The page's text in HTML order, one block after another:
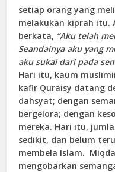
setiap orang yang
melakukan kiprah itu.
berkata, “Aku telah
Seandainya aku yang
aku sukai dari pada
Hari itu, kaum
kafir Quraisy datang
dahsyat; dengan
bergelora; dengan
mereka. Hari itu,
sedikit, dan belum
membela Islam.
mengobarkan